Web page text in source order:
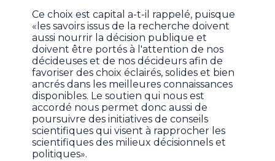
Ce choix est capital a-t-il rappelé, puisque
«les savoirs issus de la recherche doivent
aussi nourrir la décision publique et
doivent être portés à l'attention de nos
décideuses et de nos décideurs afin de
favoriser des choix éclairés, solides et bien
ancrés dans les meilleures connaissances
disponibles. Le soutien qui nous est
accordé nous permet donc aussi de
poursuivre des initiatives de conseils
scientifiques qui visent à rapprocher les
scientifiques des milieux décisionnels et
politiques».